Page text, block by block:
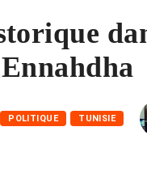
POLITIQUE TUNISIE